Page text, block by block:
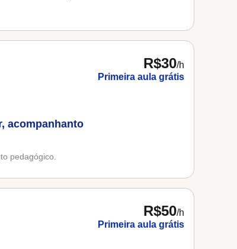
R$30/h
Primeira aula grátis
acompanhanto
pedagógico.
R$50/h
Primeira aula grátis